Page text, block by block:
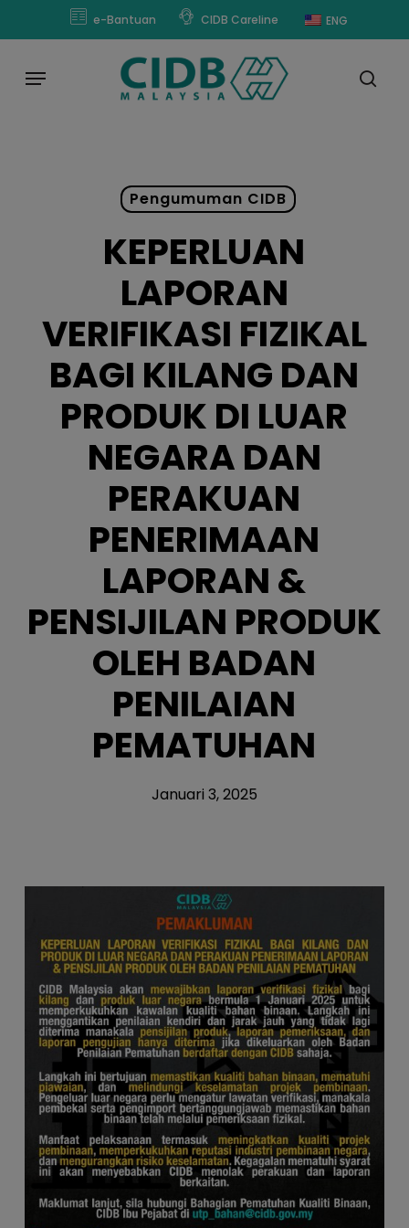
content
e-Bantuan CIDB Careline ENG
Menu
Pengumuman CIDB
KEPERLUAN
LAPORAN
VERIFIKASI FIZIKAL
BAGI KILANG DAN
PRODUK DI LUAR
NEGARA DAN
PERAKUAN
PENERIMAAN
LAPORAN &
PENSIJILAN PRODUK
OLEH BADAN
PENILAIAN
PEMATUHAN
Januari 3, 2025